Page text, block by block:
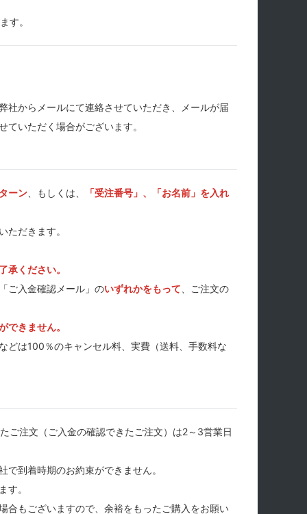
す。
社からメールにて連絡させていただき、メールが届
いただく場合がございます。
ーン 、もしくは、
「受注番号」、「お名前」を入れ
ただきます。
承ください。
ご入金確認メール」のいずれかをもって 、ご注文の
できません。
どは100％のキャンセル料、実費（送料、手数料な
ご注文（ご入金の確認できたご注文）は2～3営業日
到着時期のお約束ができません。
す。
合もございますので、余裕をもったご購入をお願い